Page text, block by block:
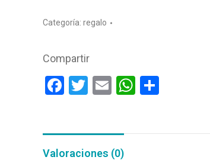
cantidad
Categoría: regalo
Compartir
Facebook
Twitter
EmailWhatsApp
Valoraciones (0)